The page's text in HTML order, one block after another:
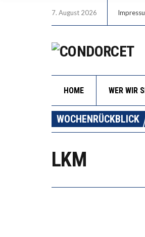
7. August 2026
HOME WER WIR
WOCHENRÜCKBLICK
LKM